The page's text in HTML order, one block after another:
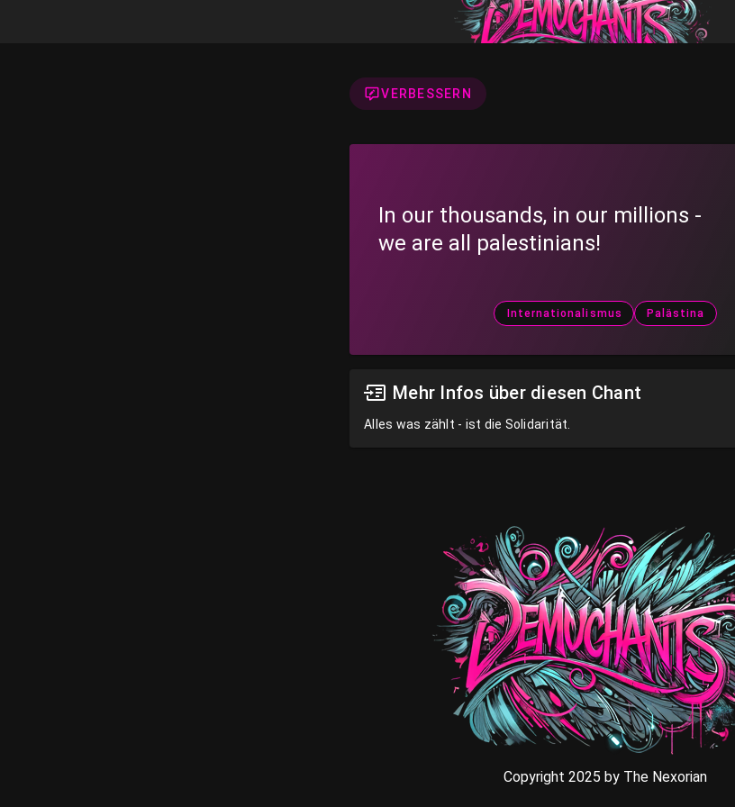
VERBESSERN
In our thousands, in our millions -
we are all palestinians!
Internationalismus Palästina
Mehr Infos über diesen Chant
Alles was zählt - ist die Solidarität.
Copyright 2025 by The Nexorian